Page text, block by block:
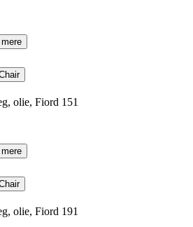
olie, Fiord 151
olie, Fiord 191